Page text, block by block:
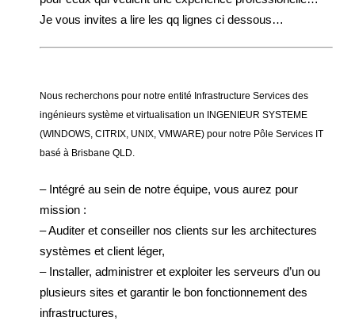
Je vous invites a lire les qq lignes ci dessous…
Nous recherchons pour notre entité Infrastructure Services des
ingénieurs système et virtualisation un INGENIEUR SYSTEME
(WINDOWS, CITRIX, UNIX, VMWARE) pour notre Pôle Services IT
basé à Brisbane QLD.
– Intégré au sein de notre équipe, vous aurez pour
mission :
– Auditer et conseiller nos clients sur les architectures
systèmes et client léger,
– Installer, administrer et exploiter les serveurs d’un ou
plusieurs sites et garantir le bon fonctionnement des
infrastructures,